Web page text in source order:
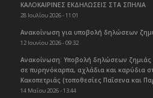
ΚΑΛΟΚΑΙΡΙΝΕΣ ΕΚΔΗΛΩΣΕΙΣ ΣΤΑ ΣΠΗΛΙΑ
28 Ιουλίου 2026 - 11:01
Ανακοίνωση για υποβολή δηλώσεων
12 Ιουνίου 2026 - 09:32
Ανακοίνωση: Υποβολή δηλώσεων ζημιάς
σε πυρηνόκαρπα, αχλάδια και καρύδια
Κακοπετριάς (τοποθεσίες Παΐσενα και
14 Μαΐου 2026 - 13:44